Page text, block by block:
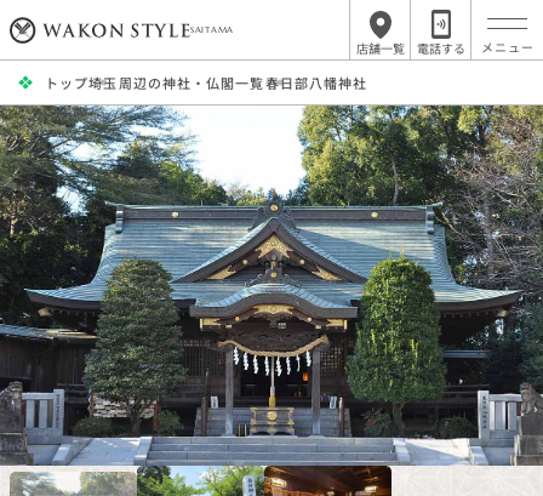
SAITAMA
店舗一覧 電話する
トップ埼玉周辺の神社・仏閣一覧春日部八幡神社